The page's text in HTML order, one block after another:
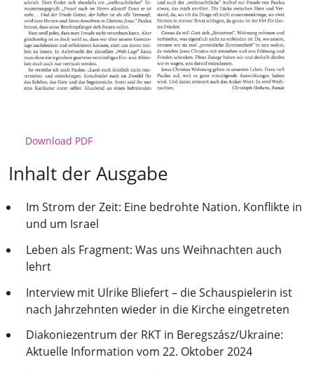
Download PDF
Inhalt der Ausgabe
Im Strom der Zeit: Eine bedrohte Nation. Konflikte in
und um Israel
Leben als Fragment: Was uns Weihnachten auch
lehrt
Interview mit Ulrike Bliefert – die Schauspielerin ist
nach Jahrzehnten wieder in die Kirche eingetreten
Diakoniezentrum der RKT in Beregszász/Ukraine:
Aktuelle Information vom 22. Oktober 2024